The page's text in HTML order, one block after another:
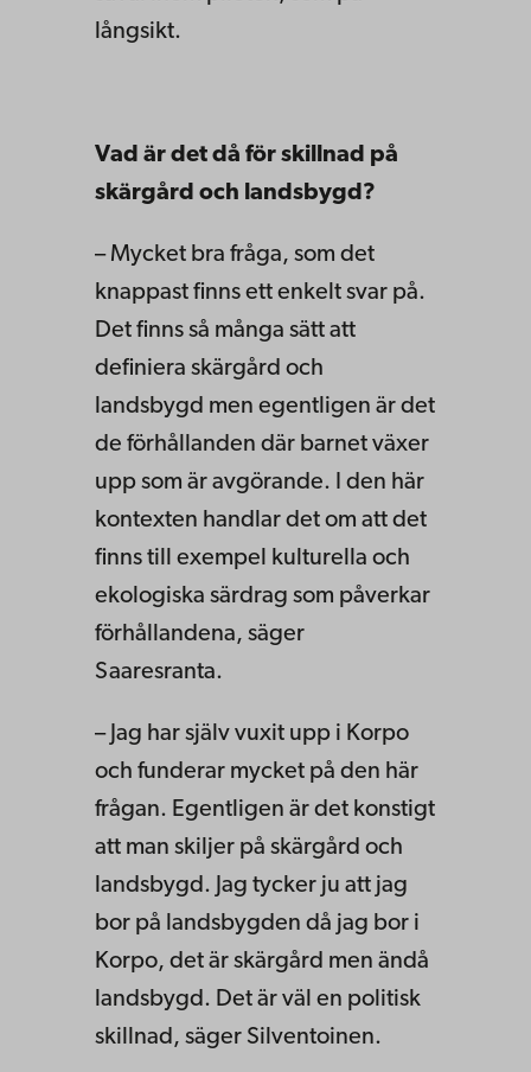
långsikt.
Vad är det då för skillnad på
skärgård och landsbygd?
– Mycket bra fråga, som det
knappast finns ett enkelt svar på.
Det finns så många sätt att
definiera skärgård och
landsbygd men egentligen är det
de förhållanden där barnet växer
upp som är avgörande. I den här
kontexten handlar det om att det
finns till exempel kulturella och
ekologiska särdrag som påverkar
förhållandena, säger
Saaresranta.
– Jag har själv vuxit upp i Korpo
och funderar mycket på den här
frågan. Egentligen är det konstigt
att man skiljer på skärgård och
landsbygd. Jag tycker ju att jag
bor på landsbygden då jag bor i
Korpo, det är skärgård men ändå
landsbygd. Det är väl en politisk
skillnad, säger Silventoinen.